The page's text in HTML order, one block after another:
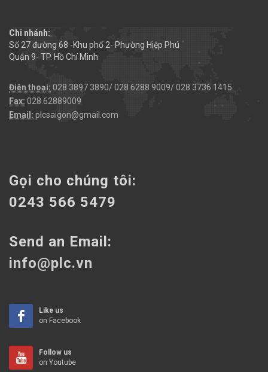
Chi nhánh:
Số 27 đường 68 -Khu phố 2- Phường Hiệp Phú
Quận 9- TP. Hồ Chí Minh
Điện thoại: 028 3897 3890/ 028 6288 9009/ 028 3736 1415
Fax: 028.62889009
Email: plcsaigon@gmail.com
Gọi cho chúng tôi:
0243 566 5479
Send an Email:
info@plc.vn
Like us
on Facebook
Follow us
on Youtube